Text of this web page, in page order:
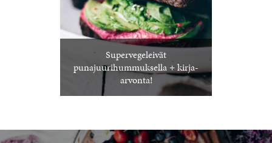
Supervegeleivät
punajuurihummuksella + kirja-
arvonta!